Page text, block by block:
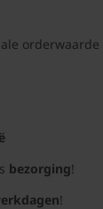
orderwaarde
bezorging!
!